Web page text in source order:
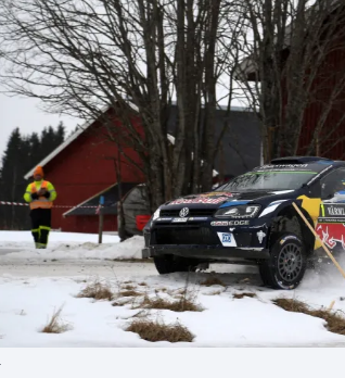
Curling
Dostihy
Florbal
Futsal
Golf
Gymnastika